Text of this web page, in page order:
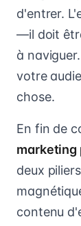
d'entrer.
—il doit
à
votre
chose.
En fin de
marketing
deux
contenu